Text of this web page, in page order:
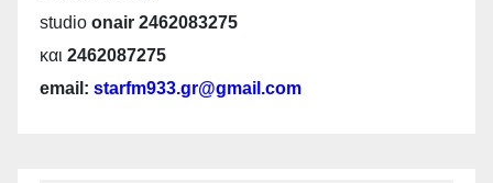
studio onair 2462083275
και 2462087275
email: starfm933.gr@gmail.com